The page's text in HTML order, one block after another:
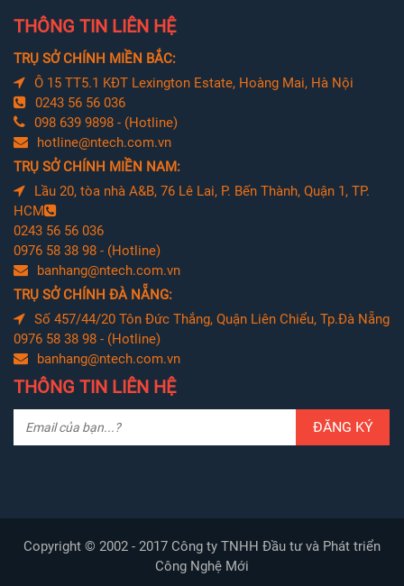
THÔNG TIN LIÊN HỆ
TRỤ SỞ CHÍNH MIỀN BẮC:
Ô 15 TT5.1 KĐT Lexington Estate, Hoàng Mai, Hà Nội
0243 56 56 036
098 639 9898 - (Hotline)
hotline@ntech.com.vn
TRỤ SỞ CHÍNH MIỀN NAM:
Lầu 20, tòa nhà A&B, 76 Lê Lai, P. Bến Thành, Quận 1, TP.
HCM
0243 56 56 036
0976 58 38 98 - (Hotline)
banhang@ntech.com.vn
TRỤ SỞ CHÍNH ĐÀ NẴNG:
Số 457/44/20 Tôn Đức Thắng, Quận Liên Chiểu, Tp.Đà Nẵng
0976 58 38 98 - (Hotline)
banhang@ntech.com.vn
THÔNG TIN LIÊN HỆ
ĐĂNG KÝ
Copyright © 2002 - 2017 Công ty TNHH Đầu tư và Phát triển
Công Nghệ Mới